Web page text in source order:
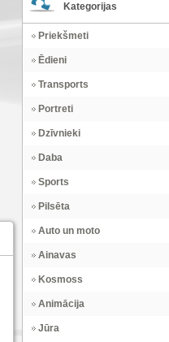
Kategorijas
Priekšmeti
Ēdieni
Transports
Portreti
Dzīvnieki
Daba
Sports
Pilsēta
Auto un moto
Ainavas
Kosmoss
Animācija
Jūra